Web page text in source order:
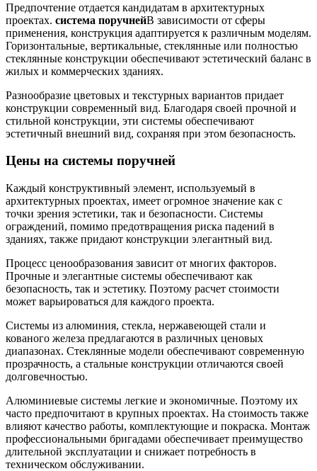
Предпочтение отдается кандидатам в архитектурных
проектах. система поручнейВ зависимости от сферы
применения, конструкция адаптируется к различным моделям.
Горизонтальные, вертикальные, стеклянные или полностью
стеклянные конструкции обеспечивают эстетический баланс в
жилых и коммерческих зданиях.
Разнообразие цветовых и текстурных вариантов придает
конструкции современный вид. Благодаря своей прочной и
стильной конструкции, эти системы обеспечивают
эстетичный внешний вид, сохраняя при этом безопасность.
Цены на системы поручней
Каждый конструктивный элемент, используемый в
архитектурных проектах, имеет огромное значение как с
точки зрения эстетики, так и безопасности. Системы
ограждений, помимо предотвращения риска падений в
зданиях, также придают конструкции элегантный вид.
Процесс ценообразования зависит от многих факторов.
Прочные и элегантные системы обеспечивают как
безопасность, так и эстетику. Поэтому расчет стоимости
может варьироваться для каждого проекта.
Системы из алюминия, стекла, нержавеющей стали и
кованого железа предлагаются в различных ценовых
диапазонах. Стеклянные модели обеспечивают современную
прозрачность, а стальные конструкции отличаются своей
долговечностью.
Алюминиевые системы легкие и экономичные. Поэтому их
часто предпочитают в крупных проектах. На стоимость также
влияют качество работы, комплектующие и покраска. Монтаж
профессиональными бригадами обеспечивает преимущество
длительной эксплуатации и снижает потребность в
техническом обслуживании.